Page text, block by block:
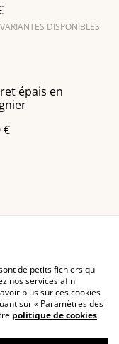
DISPONIBLES
épais en
€
Terms
Policy
de petits fichiers qui
nos services afin
plus sur ces cookies
sur « Paramètres des
politique de cookies.